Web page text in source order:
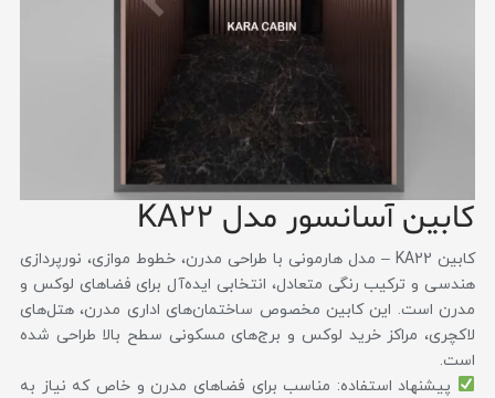
کابین آسانسور مدل KA22
کابین KA22 – مدل هارمونی با طراحی مدرن، خطوط موازی، نورپردازی
هندسی و ترکیب رنگی متعادل، انتخابی ایده‌آل برای فضاهای لوکس و
مدرن است. این کابین مخصوص ساختمان‌های اداری مدرن، هتل‌های
لاکچری، مراکز خرید لوکس و برج‌های مسکونی سطح بالا طراحی شده
است.
پیشنهاد استفاده: مناسب برای فضاهای مدرن و خاص که نیاز به